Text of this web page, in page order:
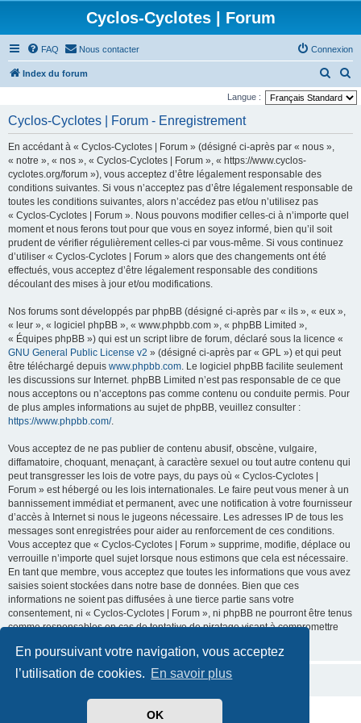
En poursuivant votre navigation, vous acceptez
l’utilisation de cookies. En savoir plus
OK
Cyclos-Cyclotes | Forum
FAQ Nous contacter Connexion
Index du forum
e
e
e
c
r
Langue :
Cyclos-Cyclotes | Forum - Enregistrement
En accédant à « Cyclos-Cyclotes | Forum » (désigné ci-après par « nous »,
« notre », « nos », « Cyclos-Cyclotes | Forum », « https://www.cyclos-
cyclotes.org/forum »), vous acceptez d’être légalement responsable des
conditions suivantes. Si vous n’acceptez pas d’être légalement responsable de
toutes les conditions suivantes, alors n’accédez pas et/ou n’utilisez pas
« Cyclos-Cyclotes | Forum ». Nous pouvons modifier celles-ci à n’importe quel
moment et nous ferons tout pour que vous en soyez informé, bien qu’il soit
prudent de vérifier régulièrement celles-ci par vous-même. Si vous continuez
d’utiliser « Cyclos-Cyclotes | Forum » alors que des changements ont été
effectués, vous acceptez d’être légalement responsable des conditions
découlant des mises à jour et/ou modifications.
Nos forums sont développés par phpBB (désigné ci-après par « ils », « eux »,
« leur », « logiciel phpBB », « www.phpbb.com », « phpBB Limited »,
« Équipes phpBB ») qui est un script libre de forum, déclaré sous la licence «
GNU General Public License v2 » (désigné ci-après par « GPL ») et qui peut
être téléchargé depuis www.phpbb.com. Le logiciel phpBB facilite seulement
les discussions sur Internet. phpBB Limited n’est pas responsable de ce que
nous acceptons ou n’acceptons pas comme contenu ou conduite permis. Pour
de plus amples informations au sujet de phpBB, veuillez consulter :
https://www.phpbb.com/.
Vous acceptez de ne pas publier de contenu abusif, obscène, vulgaire,
diffamatoire, choquant, menaçant, à caractère sexuel ou tout autre contenu qui
peut transgresser les lois de votre pays, du pays où « Cyclos-Cyclotes |
Forum » est hébergé ou les lois internationales. Le faire peut vous mener à un
bannissement immédiat et permanent, avec une notification à votre fournisseur
d’accès à Internet si nous le jugeons nécessaire. Les adresses IP de tous les
messages sont enregistrées pour aider au renforcement de ces conditions.
Vous acceptez que « Cyclos-Cyclotes | Forum » supprime, modifie, déplace ou
verrouille n’importe quel sujet lorsque nous estimons que cela est nécessaire.
En tant que membre, vous acceptez que toutes les informations que vous avez
saisies soient stockées dans notre base de données. Bien que ces
informations ne soient pas diffusées à une tierce partie sans votre
consentement, ni « Cyclos-Cyclotes | Forum », ni phpBB ne pourront être tenus
comme responsables en cas de tentative de piratage visant à compromettre
phpBB ® Forum Software © phpBB Limited